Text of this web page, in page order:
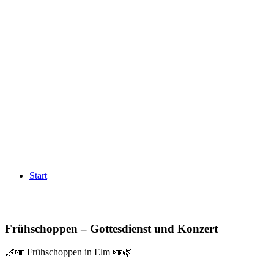
Start
Frühschoppen – Gottesdienst und Konzert
🌿🎺 Frühschoppen in Elm 🎺🌿